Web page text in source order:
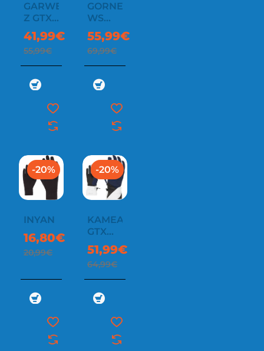
GARWEN-
Z GTX
GLOVE
41,99€
55,99€
GORNER
WS
GLOVE
55,99€
69,99€
-20%
INYAN
16,80€
20,99€
-20%
KAMEA
GTX
LADY
51,99€
64,99€